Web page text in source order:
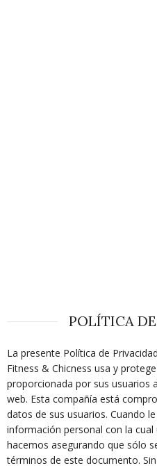
POLÍTICA
La presente Política de
Fitness & Chicness usa y
proporcionada por sus usuarios
web. Esta compañía está
datos de sus usuarios. Cuando
información personal con la
hacemos asegurando que sólo
términos de este documento.